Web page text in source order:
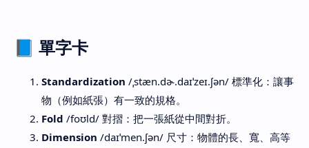
📘 單字卡
Standardization /ˌstæn.dɚ.daɪˈzeɪ.ʃən/ 標準化：讓事
物（例如紙張）有一致的規格。
Fold /foʊld/ 對摺：把一張紙從中間對折。
Dimension /daɪˈmen.ʃən/ 尺寸：物體的長、寬、高等